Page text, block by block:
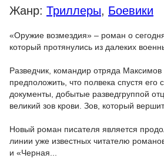
Жанр: Триллеры, Боевики
«Оружие возмездия» – роман о
который протянулись из далеких
Разведчик, командир отряда Максимов
предположить, что полвека спустя его
документы, добытые разведгруппой
великий зов крови. Зов, который
Новый роман писателя является
линии уже известных читателю
и «Черная...